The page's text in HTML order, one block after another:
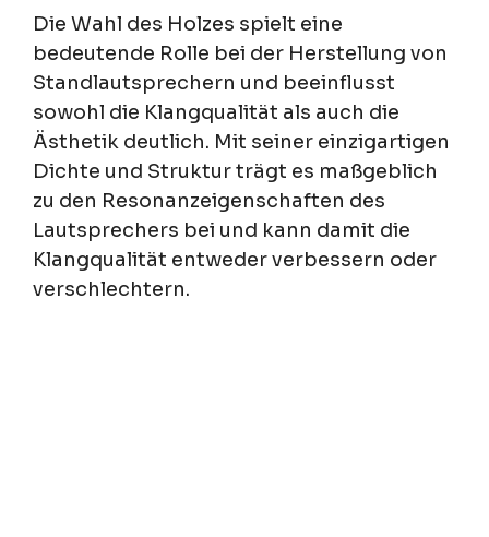
Die Wahl des Holzes spielt eine
bedeutende Rolle bei der Herstellung von
Standlautsprechern und beeinflusst
sowohl die Klangqualität als auch die
Ästhetik deutlich. Mit seiner einzigartigen
Dichte und Struktur trägt es maßgeblich
zu den Resonanzeigenschaften des
Lautsprechers bei und kann damit die
Klangqualität entweder verbessern oder
verschlechtern.